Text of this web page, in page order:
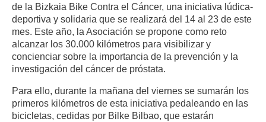
de la Bizkaia Bike Contra el Cáncer, una iniciativa lúdica-
deportiva y solidaria que se realizará del 14 al 23 de este
mes. Este año, la Asociación se propone como reto
alcanzar los 30.000 kilómetros para visibilizar y
concienciar sobre la importancia de la prevención y la
investigación del cáncer de próstata.
Para ello, durante la mañana del viernes se sumarán los
primeros kilómetros de esta iniciativa pedaleando en las
bicicletas, cedidas por Bilke Bilbao, que estarán